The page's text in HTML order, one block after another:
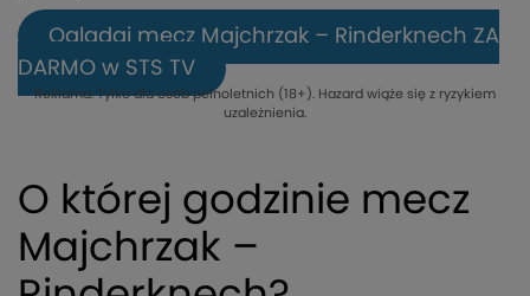
Oglądaj mecz Majchrzak – Rinderknech ZA
DARMO w STS TV
Reklama. Tylko dla osób pełnoletnich (18+). Hazard wiąże się z ryzykiem
uzależnienia.
O której godzinie mecz
Majchrzak –